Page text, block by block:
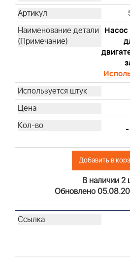
Насос
-
Добавить в
В наличии 2
Обновлено